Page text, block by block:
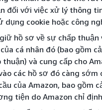
đối với việc xử lý thông
dụng cookie hoặc công
hồ sơ về sự chấp
cá nhân đó (bao gồm
thuận) và cung cấp cho
các hồ sơ đó càng
của Amazon, bao gồm
tiện do Amazon chỉ